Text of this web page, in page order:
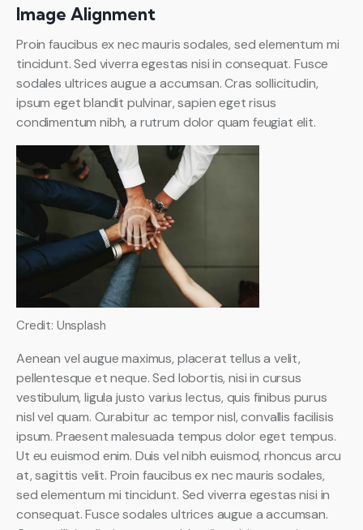
Image Alignment
Proin faucibus ex nec mauris sodales, sed elementum mi
tincidunt. Sed viverra egestas nisi in consequat. Fusce
sodales ultrices augue a accumsan. Cras sollicitudin,
ipsum eget blandit pulvinar, sapien eget risus
condimentum nibh, a rutrum dolor quam feugiat elit.
Credit: Unsplash
Aenean vel augue maximus, placerat tellus a velit,
pellentesque et neque. Sed lobortis, nisi in cursus
vestibulum, ligula justo varius lectus, quis finibus purus
nisl vel quam. Curabitur ac tempor nisl, convallis facilisis
ipsum. Praesent malesuada tempus dolor eget tempus.
Ut eu euismod enim. Duis vel nibh euismod, rhoncus arcu
at, sagittis velit. Proin faucibus ex nec mauris sodales,
sed elementum mi tincidunt. Sed viverra egestas nisi in
consequat. Fusce sodales ultrices augue a accumsan.